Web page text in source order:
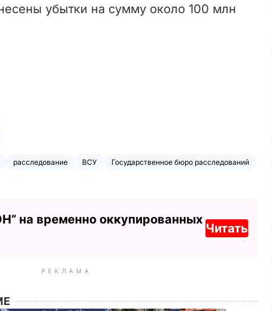
убытки на сумму около 100 млн
расследование ВСУ
Государственное бюро расследований
на временно оккупированных
Читать
РЕКЛАМА